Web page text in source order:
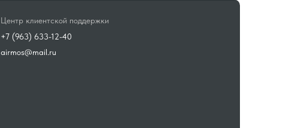
Центр клиентской поддержки
+7 (963) 633-12-40
airmos@mail.ru